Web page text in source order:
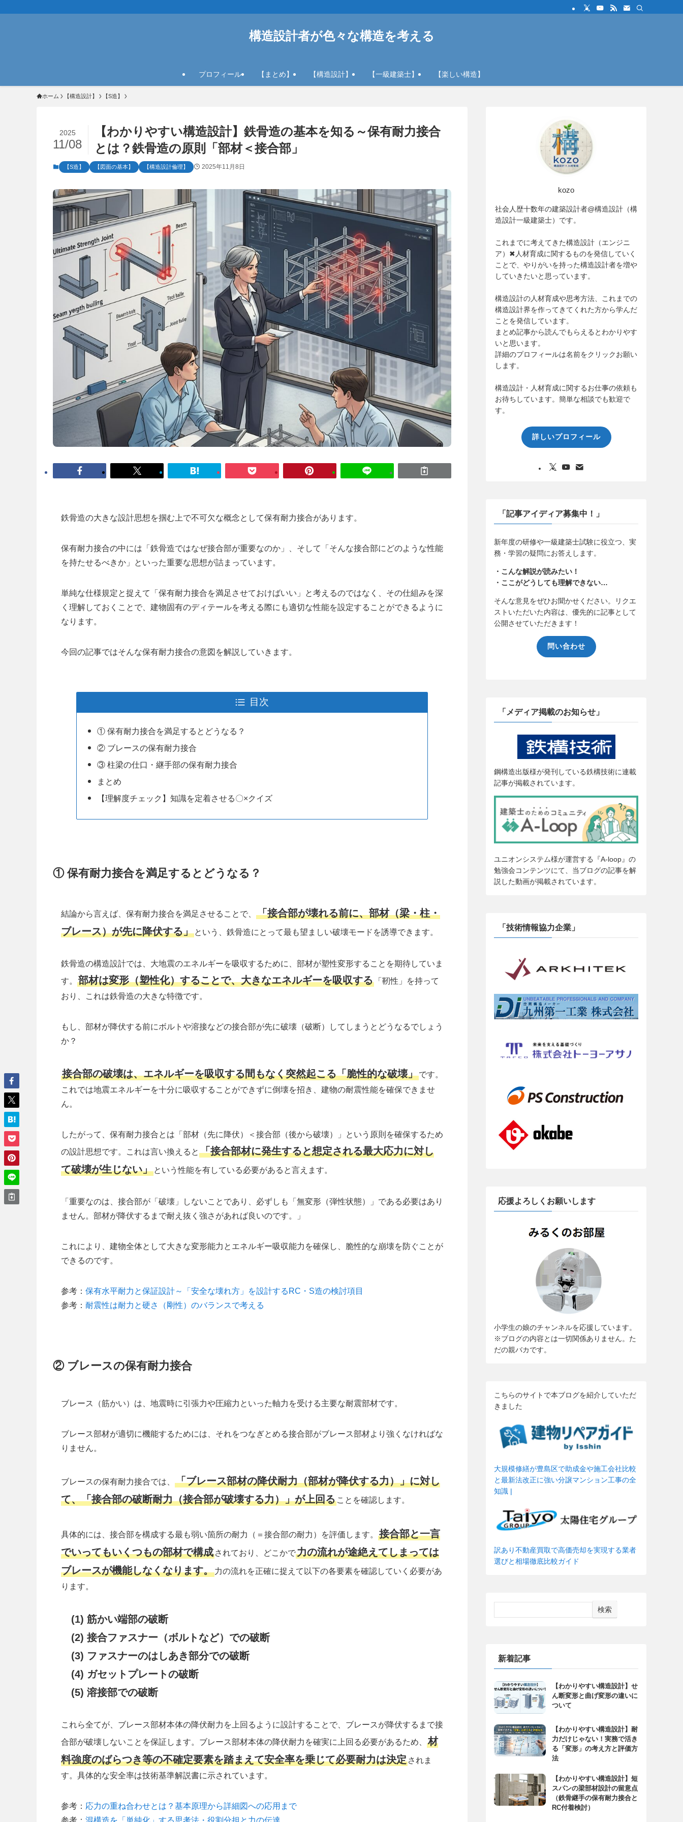
構造設計者が色々な構造を考える
プロフィール 【まとめ】 【構造設計】 【一級建築士】 【楽しい構造】
ホーム 【構造設計】 【S造】
【わかりやすい構造設計】鉄骨造の基本を知る～保有耐力接合
とは？鉄骨造の原則「部材＜接合部」
2025
11/08
【S造】 【図面の基本】 【構造設計倫理】 2025年11月8日
鉄骨造の大きな設計思想を掴む上で不可欠な概念として保有耐力接合があります。
保有耐力接合の中には「鉄骨造ではなぜ接合部が重要なのか」、そして「そんな接合部にどのような性能
を持たせるべきか」といった重要な思想が詰まっています。
単純な仕様規定と捉えて「保有耐力接合を満足させておけばいい」と考えるのではなく、その仕組みを深
く理解しておくことで、建物固有のディテールを考える際にも適切な性能を設定することができるように
なります。
今回の記事ではそんな保有耐力接合の意図を解説していきます。
目次
① 保有耐力接合を満足するとどうなる？
② ブレースの保有耐力接合
③ 柱梁の仕口・継手部の保有耐力接合
まとめ
【理解度チェック】知識を定着させる〇×クイズ
① 保有耐力接合を満足するとどうなる？
結論から言えば、保有耐力接合を満足させることで、
「接合部が壊れる前に、部材（梁・柱・
ブレース）が先に降伏する」 という、鉄骨造にとって最も望ましい破壊モードを誘導できます。
鉄骨造の構造設計では、大地震のエネルギーを吸収するために、部材が塑性変形することを期待していま
す。
部材は変形（塑性化）することで、大きなエネルギーを吸収する
「靭性」を持って
おり、これは鉄骨造の大きな特徴です。
もし、部材が降伏する前にボルトや溶接などの接合部が先に破壊（破断）してしまうとどうなるでしょう
か？
接合部の破壊は、エネルギーを吸収する間もなく突然起こる「脆性的な破壊」です。
これでは地震エネルギーを十分に吸収することができずに倒壊を招き、建物の耐震性能を確保できませ
ん。
したがって、保有耐力接合とは「部材（先に降伏）＜接合部（後から破壊）」という原則を確保するため
の設計思想です。これは言い換えると 「接合部材に発生すると想定される最大応力に対し
て破壊が生じない」 という性能を有している必要があると言えます。
「重要なのは、接合部が「破壊」しないことであり、必ずしも「無変形（弾性状態）」である必要はあり
ません。部材が降伏するまで耐え抜く強さがあれば良いのです。」
これにより、建物全体として大きな変形能力とエネルギー吸収能力を確保し、脆性的な崩壊を防ぐことが
できるのです。
参考： 保有水平耐力と保証設計～「安全な壊れ方」を設計するRC・S造の検討項目
参考： 耐震性は耐力と硬さ（剛性）のバランスで考える
② ブレースの保有耐力接合
ブレース（筋かい）は、地震時に引張力や圧縮力といった軸力を受ける主要な耐震部材です。
ブレース部材が適切に機能するためには、それをつなぎとめる接合部がブレース部材より強くなければな
りません。
ブレースの保有耐力接合では、
「ブレース部材の降伏耐力（部材が降伏する力）」に対し
て、「接合部の破断耐力（接合部が破壊する力）」が上回る ことを確認します。
具体的には、接合部を構成する最も弱い箇所の耐力（＝接合部の耐力）を評価します。
接合部と一言
でいってもいくつもの部材で構成 されており、どこかで力の流れが途絶えてしまっては
ブレースが機能しなくなります。力の流れを正確に捉えて以下の各要素を確認していく必要があ
ります。
(1) 筋かい端部の破断
(2) 接合ファスナー（ボルトなど）での破断
(3) ファスナーのはしあき部分での破断
(4) ガセットプレートの破断
(5) 溶接部での破断
これら全てが、ブレース部材本体の降伏耐力を上回るように設計することで、ブレースが降伏するまで接
合部が破壊しないことを保証します。ブレース部材本体の降伏耐力を確実に上回る必要があるため、
材
料強度のばらつき等の不確定要素を踏まえて安全率を乗じて必要耐力は決定 されま
す。具体的な安全率は技術基準解説書に示されています。
参考： 応力の重ね合わせとは？基本原理から詳細図への応用まで
kozo
社会人歴十数年の建築設計者@構造設計（構
造設計一級建築士）です。
これまでに考えてきた構造設計（エンジニ
ア）✖人材育成に関するものを発信していく
ことで、やりがいを持った構造設計者を増や
していきたいと思っています。
構造設計の人材育成や思考方法、これまでの
構造設計界を作ってきてくれた方から学んだ
ことを発信しています。
まとめ記事から読んでもらえるとわかりやす
いと思います。
詳細のプロフィールは名前をクリックお願い
します。
構造設計・人材育成に関するお仕事の依頼も
お待ちしています。簡単な相談でも歓迎で
す。
詳しいプロフィール
「記事アイディア募集中！」
新年度の研修や一級建築士試験に役立つ、実
務・学習の疑問にお答えします。
・こんな解説が読みたい！
・ここがどうしても理解できない…
そんな意見をぜひお聞かせください。リクエ
ストいただいた内容は、優先的に記事として
公開させていただきます！
問い合わせ
「メディア掲載のお知らせ」
鋼構造出版様が発刊している鉄構技術に連載
記事が掲載されています。
ユニオンシステム様が運営する『A-loop』の
勉強会コンテンツにて、当ブログの記事を解
説した動画が掲載されています。
「技術情報協力企業」
応援よろしくお願いします
小学生の娘のチャンネルを応援しています。
※ブログの内容とは一切関係ありません。た
だの親バカです。
こちらのサイトで本ブログを紹介していただ
きました
大規模修繕が豊島区で助成金や施工会社比較
と最新法改正に強い分譲マンション工事の全
知識 |
訳あり不動産買取で高価売却を実現する業者
選びと相場徹底比較ガイド
検索
新着記事
【わかりやすい構造設計】せ
ん断変形と曲げ変形の違いに
ついて
【わかりやすい構造設計】耐
力だけじゃない！実務で活き
る「変形」の考え方と評価方
法
【わかりやすい構造設計】短
スパンの梁部材設計の留意点
（鉄骨継手の保有耐力接合と
RC付着検討）